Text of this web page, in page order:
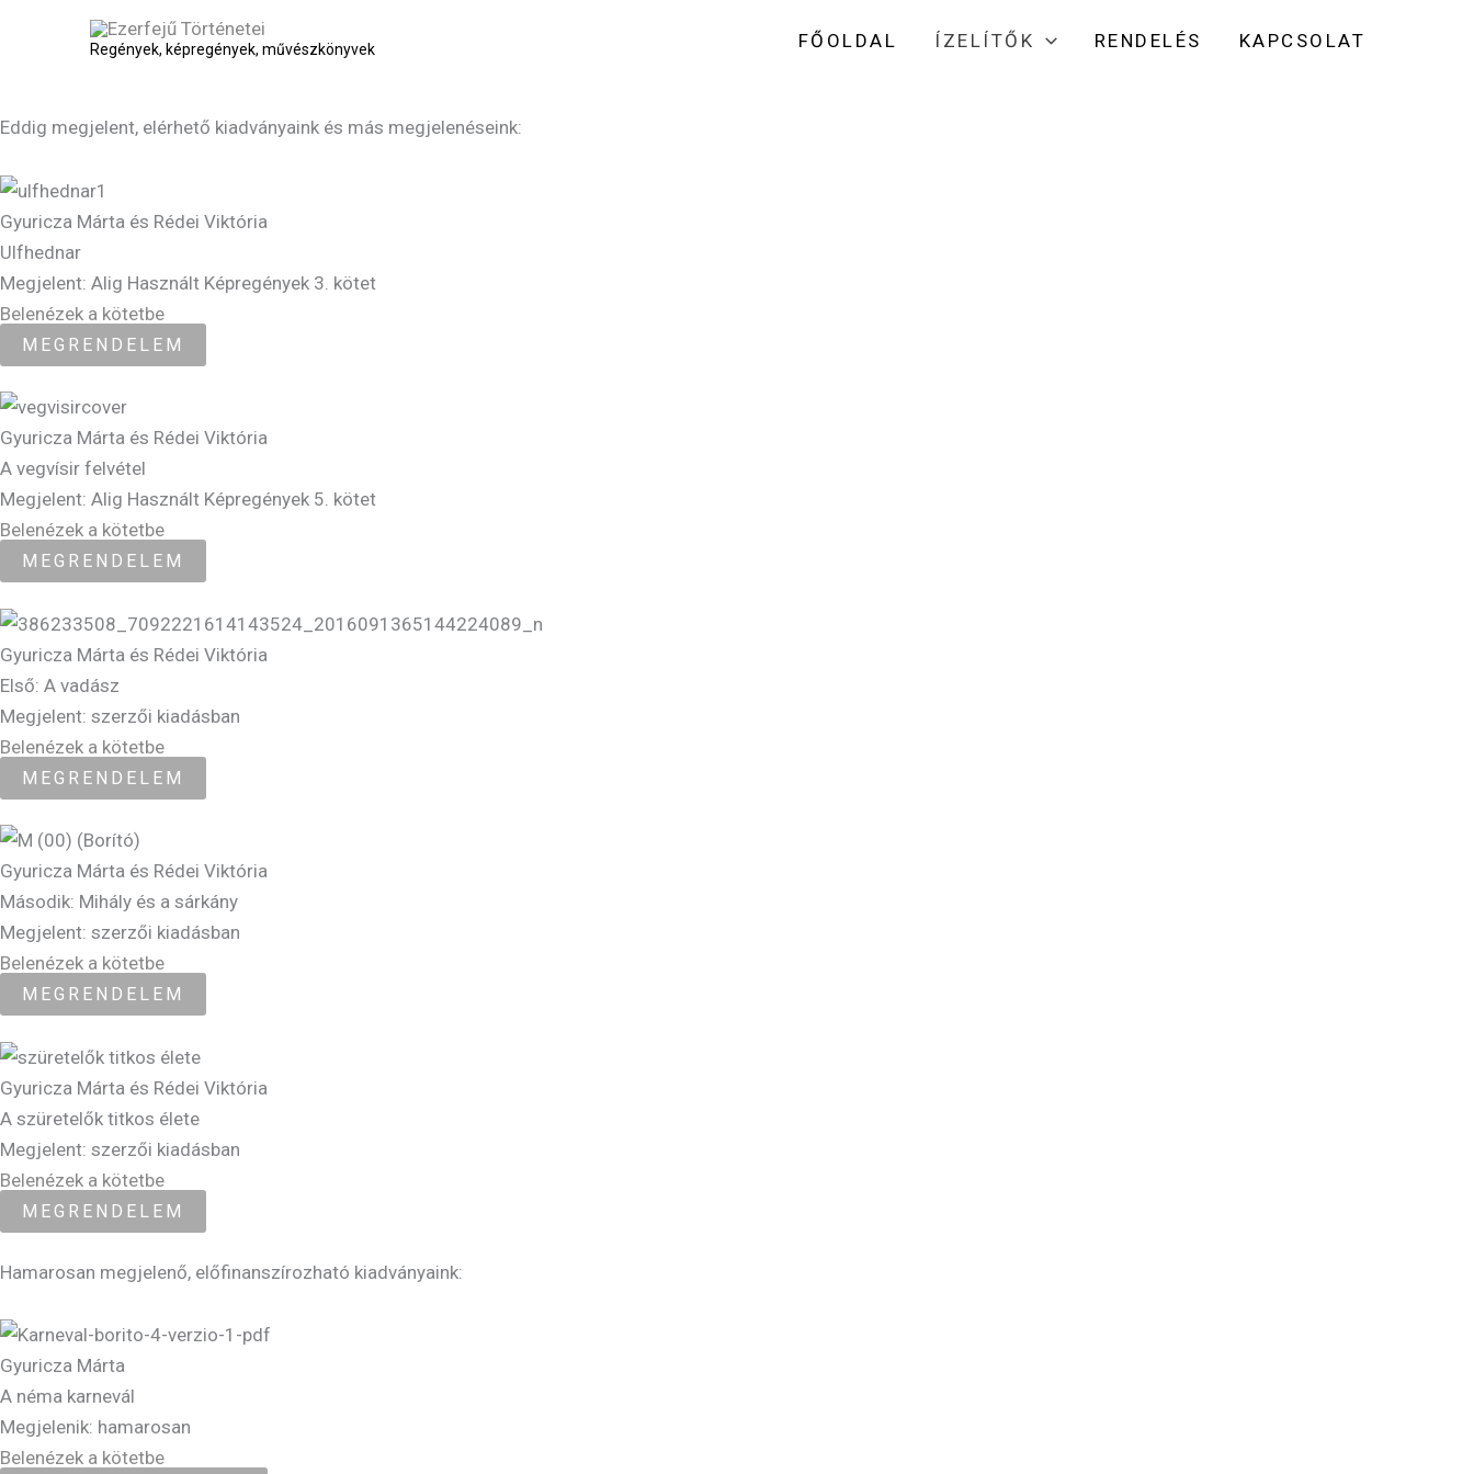
Regények, képregények, művészkönyvek FŐOLDAL ÍZELÍTŐK RENDELÉS KAPCSOLAT
Eddig megjelent, elérhető kiadványaink és más megjelenéseink:
Gyuricza Márta és Rédei Viktória
Ulfhednar
Megjelent: Alig Használt Képregények 3. kötet
Belenézek a kötetbe
MEGRENDELEM
Gyuricza Márta és Rédei Viktória
A vegvísir felvétel
Megjelent: Alig Használt Képregények 5. kötet
Belenézek a kötetbe
MEGRENDELEM
Gyuricza Márta és Rédei Viktória
Első: A vadász
Megjelent: szerzői kiadásban
Belenézek a kötetbe
MEGRENDELEM
Gyuricza Márta és Rédei Viktória
Második: Mihály és a sárkány
Megjelent: szerzői kiadásban
Belenézek a kötetbe
MEGRENDELEM
Gyuricza Márta és Rédei Viktória
A szüretelők titkos élete
Megjelent: szerzői kiadásban
Belenézek a kötetbe
MEGRENDELEM
Hamarosan megjelenő, előfinanszírozható kiadványaink:
Gyuricza Márta
A néma karnevál
Megjelenik: hamarosan
Belenézek a kötetbe